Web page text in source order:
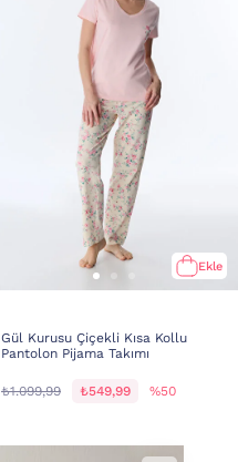
Ekle
Gül Kurusu Çiçekli Kısa Kollu
Pantolon Pijama Takımı
₺1.099,99 ₺549,99 %50